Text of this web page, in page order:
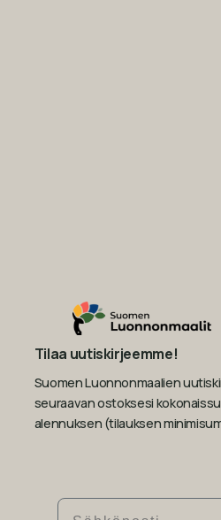
Tilaa uutiskirjeemme!
Suomen Luonnonmaalien
seuraavan ostoksesi
alennuksen (tilauksen
Sähköposti